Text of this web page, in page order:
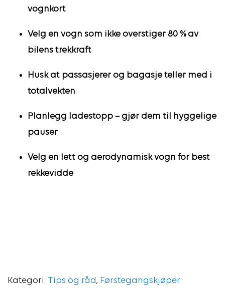
vognkort
Velg en vogn som ikke overstiger 80 % av
bilens trekkraft
Husk at passasjerer og bagasje teller med i
totalvekten
Planlegg ladestopp – gjør dem til hyggelige
pauser
Velg en lett og aerodynamisk vogn for best
rekkevidde
Kategori: Tips og råd, Førstegangskjøper